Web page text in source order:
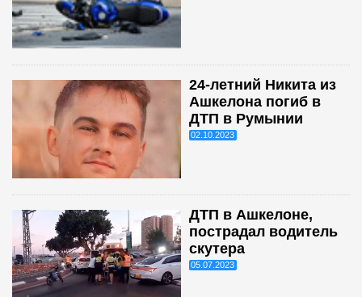
24-летний Никита из
Ашкелона погиб в
ДТП в Румынии
02.10.2023
ДТП в Ашкелоне,
пострадал водитель
скутера
05.07.2023